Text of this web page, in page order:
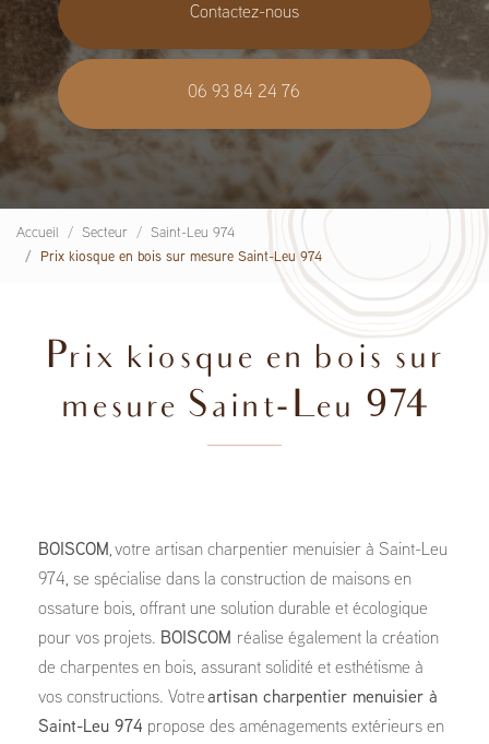
Contactez-nous
06 93 84 24 76
Accueil Secteur
Saint-Leu 974
Prix kiosque en bois sur mesure Saint-Leu 974
Prix kiosque en bois sur
mesure Saint-Leu 974
BOISCOM, votre artisan charpentier menuisier à Saint-Leu
974, se spécialise dans la construction de maisons en
ossature bois, offrant une solution durable et écologique
pour vos projets. BOISCOM réalise également la création
de charpentes en bois, assurant solidité et esthétisme à
vos constructions. Votre artisan charpentier menuisier à
Saint-Leu 974 propose des aménagements extérieurs en